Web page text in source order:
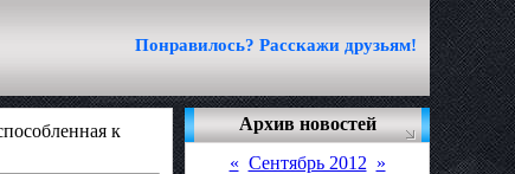
Понравилось? Расскажи друзьям!
к
Архив новостей
« Сентябрь 2012 »